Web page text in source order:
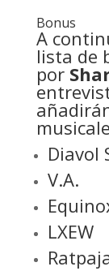
Bonus
A
lista de
por
Diavol
V.A.
LXEW